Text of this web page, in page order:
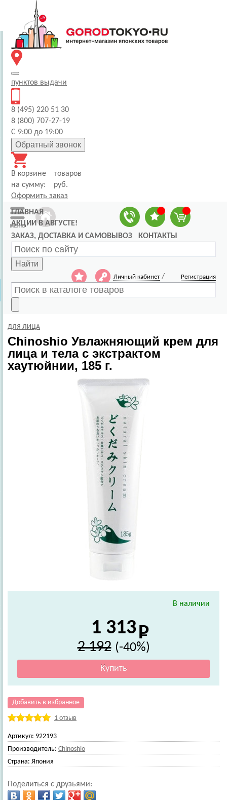
пунктов выдачи
8 (495) 220 51 30
8 (800) 707-27-19
С 9:00 до 19:00
Обратный звонок
В корзине
товаров
на сумму:
руб.
Оформить заказ
ГЛАВНАЯ
АКЦИИ В АВГУСТЕ!
ЗАКАЗ, ДОСТАВКА И САМОВЫВОЗ
КОНТАКТЫ
Найти
Личный кабинет / Регистрация
ДЛЯ ЛИЦА
Chinoshio Увлажняющий крем для
лица и тела с экстрактом
хаутюйнии, 185 г.
В наличии
1 313
2 192 (-40%)
Добавить в избранное
1 отзыв
Артикул: 922193
Производитель: Chinoshio
Страна: Япония
Поделиться с друзьями: